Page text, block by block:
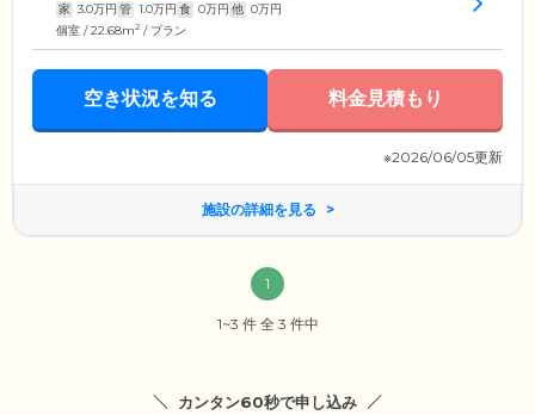
家 3.0万円 管 1.0万円 食 0万円 他 0万円
個室 / 22.68m2 / プラン
空き状況を知る 料金見積もり
※2026/06/05更新
施設の詳細を見る
1
1~3 件 全 3 件中
カンタン60秒で申し込み